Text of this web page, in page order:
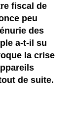
fiscal de
peu
des
a-t-il su
la crise
de suite.